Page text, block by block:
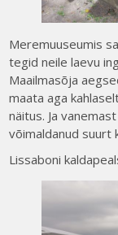
Meremuuseumis
tegid neile laevu
Maailmasõja
maata aga
näitus. Ja
võimaldanud suurt
Lissaboni